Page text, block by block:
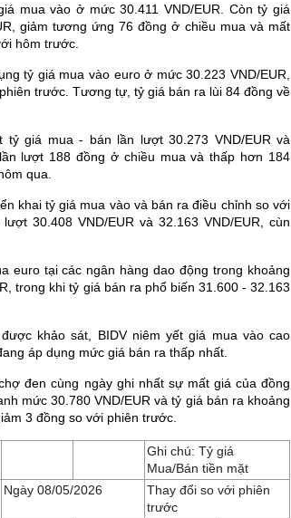
mua vào ở mức 30.411 VND/EUR. Còn tỷ giá
giảm tương ứng 76 đồng ở chiều mua và mất
hôm trước.
tỷ giá mua vào euro ở mức 30.223 VND/EUR,
trước. Tương tự, tỷ giá bán ra lùi 84 đồng về
tỷ giá mua - bán lần lượt 30.273 VND/EUR và
lượt 188 đồng ở chiều mua và thấp hơn 184
qua.
khai tỷ giá mua vào và bán ra điều chỉnh so với
30.408 VND/EUR và 32.163 VND/EUR, cùn
euro tại các ngân hàng dao động trong khoảng
trong khi tỷ giá bán ra phổ biến 31.600 - 32.163
khảo sát, BIDV niêm yết giá mua vào cao
áp dụng mức giá bán ra thấp nhất.
đen cùng ngày ghi nhất sự mất giá của đồng
mức 30.780 VND/EUR và tỷ giá bán ra khoảng
3 đồng so với phiên trước.
Ghi chú: Tỷ giá
Mua/Bán tiền mặt
Ngày 08/05/2026
Thay đổi so với phiên
trước